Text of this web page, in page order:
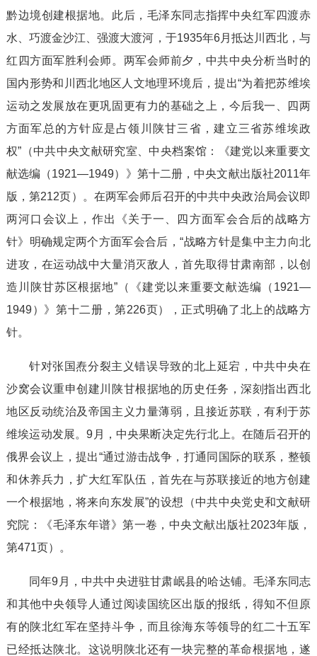
黔边境创建根据地。此后，毛泽东同志指挥中央红军四渡赤
水、巧渡金沙江、强渡大渡河，于1935年6月抵达川西北，与
红四方面军胜利会师。两军会师前夕，中共中央分析当时的
国内形势和川西北地区人文地理环境后，提出“为着把苏维埃
运动之发展放在更巩固更有力的基础之上，今后我一、四两
方面军总的方针应是占领川陕甘三省，建立三省苏维埃政
权”（中共中央文献研究室、中央档案馆：《建党以来重要文
献选编（1921—1949）》第十二册，中央文献出版社2011年
版，第212页）。在两军会师后召开的中共中央政治局会议即
两河口会议上，作出《关于一、四方面军会合后的战略方
针》明确规定两个方面军会合后，“战略方针是集中主力向北
进攻，在运动战中大量消灭敌人，首先取得甘肃南部，以创
造川陕甘苏区根据地”（《建党以来重要文献选编（1921—
1949）》第十二册，第226页），正式明确了北上的战略方
针。
针对张国焘分裂主义错误导致的北上延宕，中共中央在
沙窝会议重申创建川陕甘根据地的历史任务，深刻指出西北
地区反动统治及帝国主义力量薄弱，且接近苏联，有利于苏
维埃运动发展。9月，中央果断决定先行北上。在随后召开的
俄界会议上，提出“通过游击战争，打通同国际的联系，整顿
和休养兵力，扩大红军队伍，首先在与苏联接近的地方创建
一个根据地，将来向东发展”的设想（中共中央党史和文献研
究院：《毛泽东年谱》第一卷，中央文献出版社2023年版，
第471页）。
同年9月，中共中央进驻甘肃岷县的哈达铺。毛泽东同志
和其他中央领导人通过阅读国统区出版的报纸，得知不但原
有的陕北红军在坚持斗争，而且徐海东等领导的红二十五军
已经抵达陕北。这说明陕北还有一块完整的革命根据地，遂